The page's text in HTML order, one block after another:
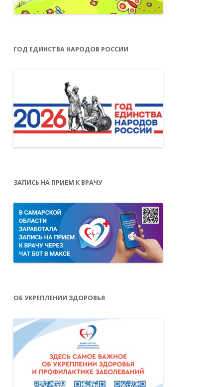
ГОД ЕДИНСТВА НАРОДОВ РОССИИ
ЗАПИСЬ НА ПРИЕМ К ВРАЧУ
ОБ УКРЕПЛЕНИИ ЗДОРОВЬЯ